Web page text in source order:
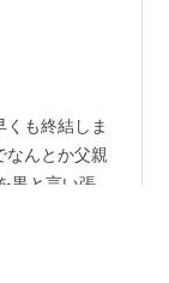
バチはいな
近…
も終結しま
なんとか父親
黒と言い張